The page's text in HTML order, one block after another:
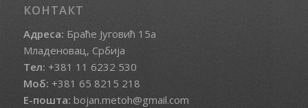
КОНТАКТ
Адреса: Браће Југовић 15а
Младеновац, Србија
Тел: +381 11 6232 530
Моб: +381 65 8215 218
Е-пошта: bojan.metoh@gmail.com